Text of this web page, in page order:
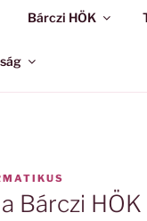
Bárczi HÖK
Bárczi